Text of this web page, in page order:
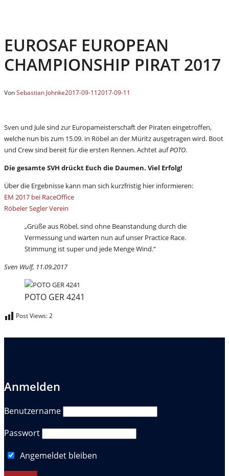
EUROSAF EUROPEAN
CHAMPIONSHIP PIRAT 2017
VonSebastian Johnke2017-09-112017-09-11
Sven und Jule sind zur Europameisterschaft der Piraten eingetroffen,
welche nun bis zum 15.09. in Röbel an der Müritz ausgetragen wird. Boot
und Crew sind bereit für die ersten Rennen. Achtet aufPOTO.
Die gesamte SVH drückt Euch die Daumen. Viel Erfolg!
Über die Ergebnisse kann man sich kurzfristig hier informieren:
EM 2017 bei RaceOffice
Röbeler Segler Verein
„Grüße aus Röbel, sind ohne Beanstandung durch die
Vermessung und warten nun auf unser Practice Race.
Stimmung ist super und jede Menge Wind.“
Sven Wulf, 11.09.2017
POTO GER 4241
Post Views:2
Anmelden
Benutzername
Passwort
Angemeldet bleiben